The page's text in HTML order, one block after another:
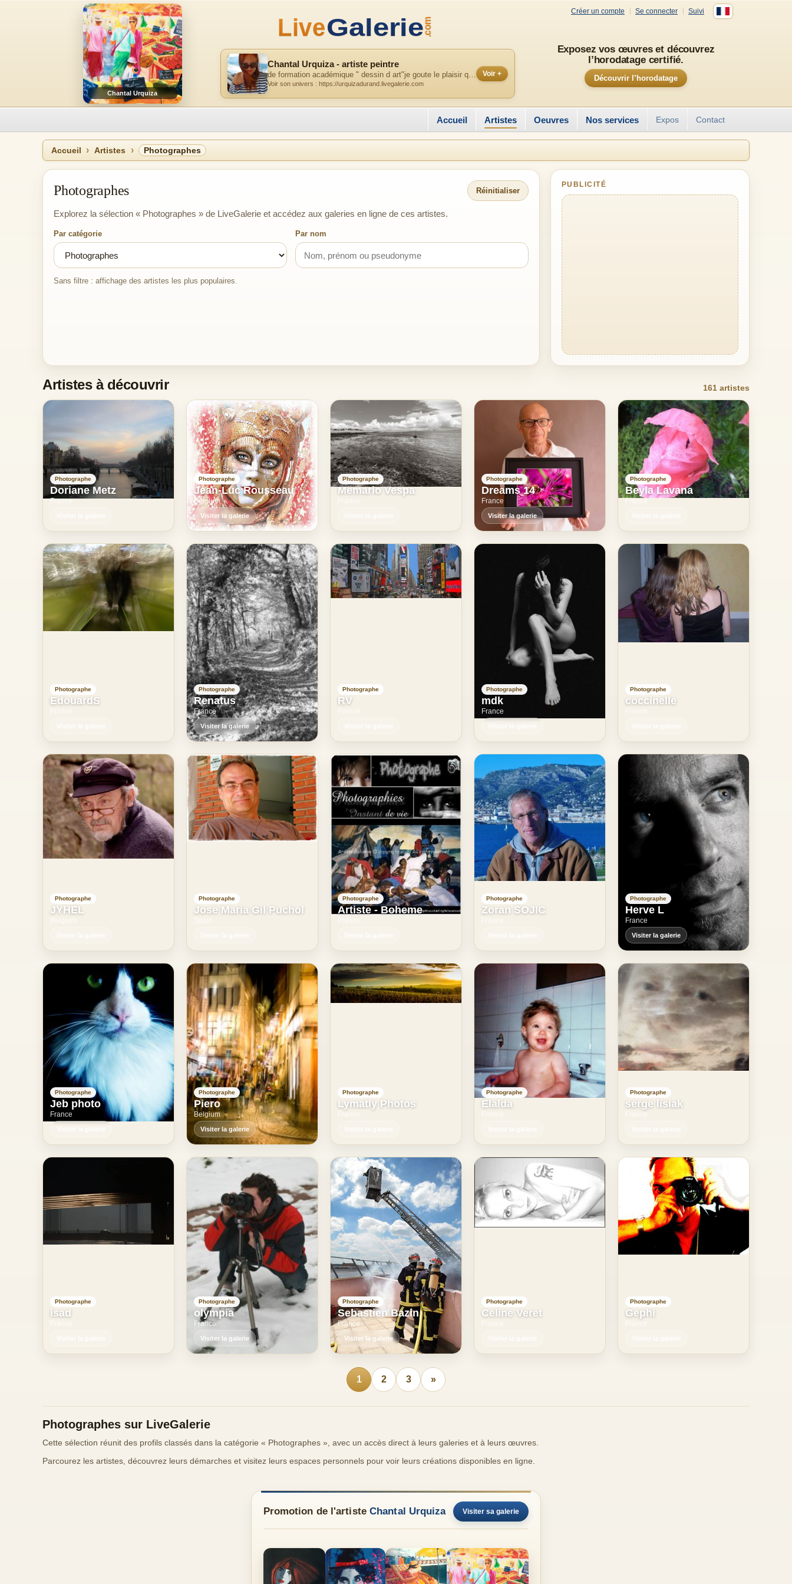
Chantal Urquiza
Créer un compte Se connecter Suivi
Exposez vos œuvres et découvrez
l’horodatage certifié.
Découvrir l’horodatage
Chantal Urquiza - artiste peintre
de formation académique " dessin d art"je goute le plaisir que j ai a m en é...
Voir son univers : https://urquizadurand.livegalerie.com
Voir +
Accueil Artistes Oeuvres Nos services Expos Contact
Accueil Artistes Photographes
Photographes Réinitialiser
Explorez la sélection « Photographes » de LiveGalerie et accédez aux galeries en ligne de ces artistes.
Par catégorie Par nom
Sans filtre : affichage des artistes les plus populaires.
PUBLICITÉ
Artistes à découvrir 161 artistes
Photographe
Doriane Metz
France
Photographe
Jean-Luc Rousseau
Belgium
Visiter la galerie
Photographe
Memario Vespa
Photographe
Dreams 14
France
Visiter la galerie
Photographe
Beyla Lavana
France
Photographe
EdouardS
Photographe
Renatus
France
Visiter la galerie
Photographe
RV
Photographe
mdk
France
Photographe
coccinelle
Photographe
JYHEL
Photographe
Jose Maria Gil Puchol
Photographe
Artiste - Boheme
Photographe
Zoran SOJIC
Photographe
Herve L
France
Visiter la galerie
Photographe
Jeb photo
France
Photographe
Piero
Belgium
Visiter la galerie
Photographe
Lymatly Photos
France
Photographe
Elalda
Photographe
serge lisiak
France
Photographe
isad
Photographe
olympia
France
Visiter la galerie
Photographe
Sebastien Bazin
France
Visiter la galerie
Photographe
Celine Veret
Photographe
Gephi
France
1 2 3 »
Photographes sur LiveGalerie
Cette sélection réunit des profils classés dans la catégorie « Photographes », avec un accès direct à leurs galeries et à leurs œuvres.
Parcourez les artistes, découvrez leurs démarches et visitez leurs espaces personnels pour voir leurs créations disponibles en ligne.
Promotion de l'artiste Chantal Urquiza Visiter sa galerie